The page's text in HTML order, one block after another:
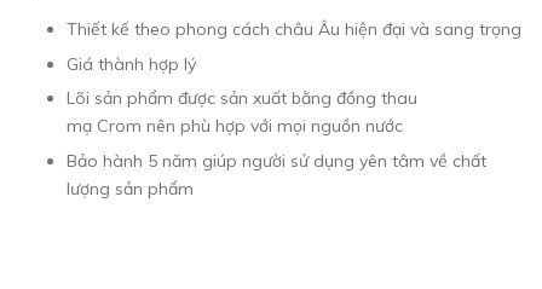
Thiết kế theo phong cách châu Âu hiện đại và sang trọng
Giá thành hợp lý
Lõi sản phẩm được sản xuất bằng đồng thau
mạ Crom nên phù hợp với mọi nguồn nước
Bảo hành 5 năm giúp người sử dụng yên tâm về chất
lượng sản phẩm